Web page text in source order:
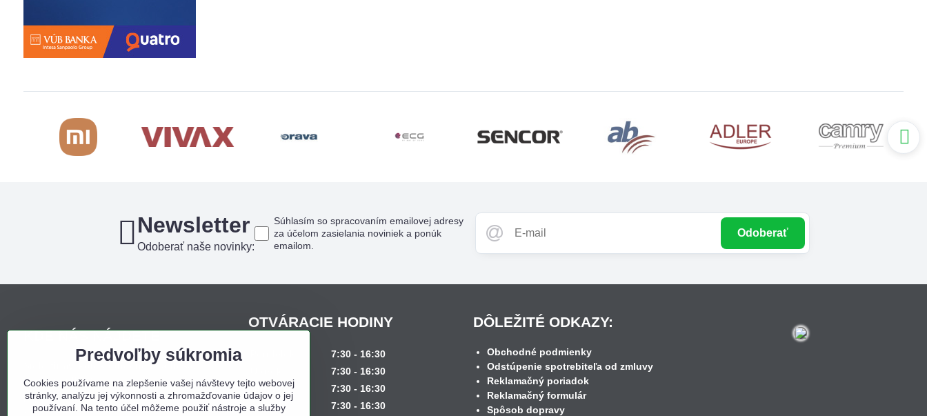
Newsletter
Odoberať naše novinky:
Odoberať
Súhlasím so spracovaním emailovej adresy
za účelom zasielania noviniek a ponúk
emailom.
KDE NÁS NÁJDETE
Sídlo firmy, korešpondenčná adresa,
osobný odber:
Obchodný dom Bojná
OTVÁRACIE HODINY
7:30 - 16:30
7:30 - 16:30
Streda
7:30 - 16:30
Štvrtok
7:30 - 16:30
DÔLEŽITÉ ODKAZY:
Obchodné podmienky
Odstúpenie spotrebiteľa od zmluvy
Reklamačný poriadok
Reklamačný formulár
Spôsob dopravy
Predvoľby súkromia
Cookies používame na zlepšenie vašej návštevy tejto webovej
stránky, analýzu jej výkonnosti a zhromažďovanie údajov o jej
používaní. Na tento účel môžeme použiť nástroje a služby